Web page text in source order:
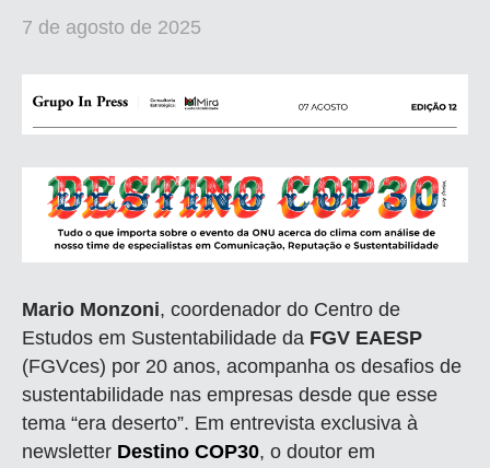
7 de agosto de 2025
Mario Monzoni, coordenador do Centro de
Estudos em Sustentabilidade da FGV EAESP
(FGVces) por 20 anos, acompanha os desafios de
sustentabilidade nas empresas desde que esse
tema “era deserto”. Em entrevista exclusiva à
newsletter Destino COP30, o doutor em